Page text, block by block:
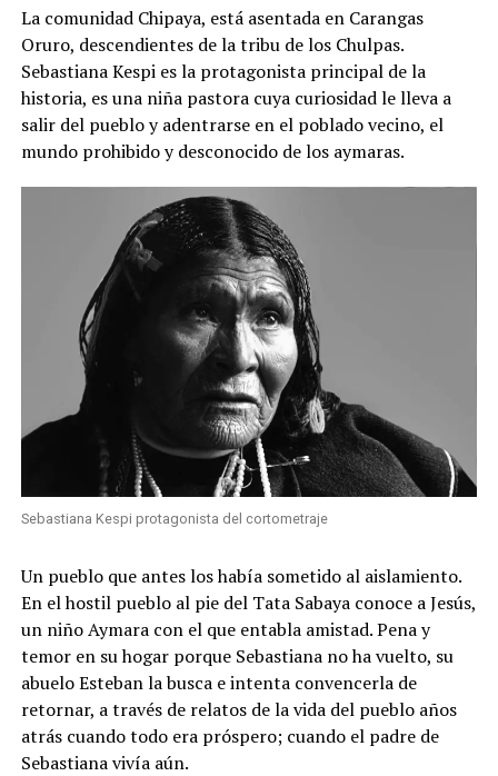
La comunidad Chipaya, está asentada en Carangas
Oruro, descendientes de la tribu de los Chulpas.
Sebastiana Kespi es la protagonista principal de la
historia, es una niña pastora cuya curiosidad le lleva a
salir del pueblo y adentrarse en el poblado vecino, el
mundo prohibido y desconocido de los aymaras.
Sebastiana Kespi protagonista del cortometraje
Un pueblo que antes los había sometido al aislamiento.
En el hostil pueblo al pie del Tata Sabaya conoce a Jesús,
un niño Aymara con el que entabla amistad. Pena y
temor en su hogar porque Sebastiana no ha vuelto, su
abuelo Esteban la busca e intenta convencerla de
retornar, a través de relatos de la vida del pueblo años
atrás cuando todo era próspero; cuando el padre de
Sebastiana vivía aún.